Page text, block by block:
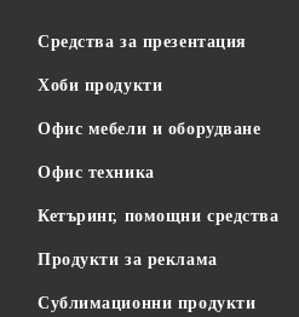
Средства за презентация
Хоби продукти
Офис мебели и оборудване
Офис техника
Кетъринг, помощни средства
Продукти за реклама
Сублимационни продукти